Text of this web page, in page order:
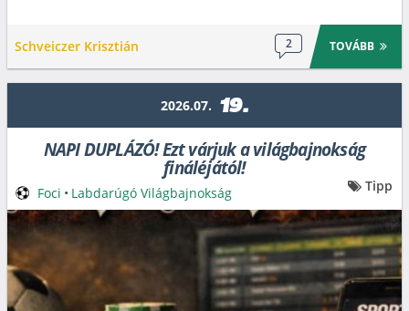
Schveiczer Krisztián 2 TOVÁBB
2026.07. 19.
NAPI DUPLÁZÓ! Ezt várjuk a világbajnokság
fináléjától!
Foci • Labdarúgó Világbajnokság Tipp